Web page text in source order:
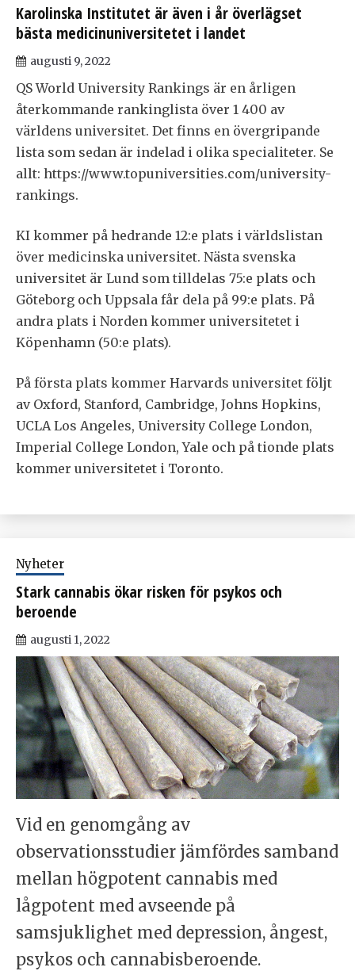
Karolinska Institutet är även i år överlägset
bästa medicinuniversitetet i landet
augusti 9, 2022
QS World University Rankings är en årligen
återkommande rankinglista över 1 400 av
världens universitet. Det finns en övergripande
lista som sedan är indelad i olika specialiteter. Se
allt: https://www.topuniversities.com/university-
rankings.
KI kommer på hedrande 12:e plats i världslistan
över medicinska universitet. Nästa svenska
universitet är Lund som tilldelas 75:e plats och
Göteborg och Uppsala får dela på 99:e plats. På
andra plats i Norden kommer universitetet i
Köpenhamn (50:e plats).
På första plats kommer Harvards universitet följt
av Oxford, Stanford, Cambridge, Johns Hopkins,
UCLA Los Angeles, University College London,
Imperial College London, Yale och på tionde plats
kommer universitetet i Toronto.
Nyheter
Stark cannabis ökar risken för psykos och
beroende
augusti 1, 2022
Vid en genomgång av
observationsstudier jämfördes samband
mellan högpotent cannabis med
lågpotent med avseende på
samsjuklighet med depression, ångest,
psykos och cannabisberoende.